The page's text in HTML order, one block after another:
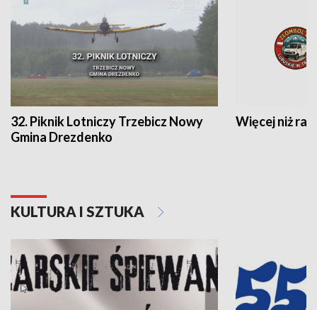
32. Piknik Lotniczy Trzebicz Nowy
Gmina Drezdenko
Więcej niż rajd
KULTURA I SZTUKA